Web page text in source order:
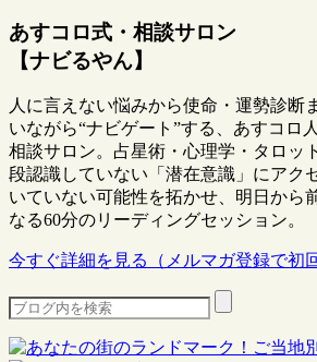
あすコロ式・相談サロン
【ナビるやん】
人に言えない悩みから使命・運勢診断
いながら“ナビゲート”する、あすコロ
相談サロン。占星術・心理学・タロッ
段認識していない「潜在意識」にアク
いていない可能性を拓かせ、明日から
なる60分のリーディングセッション。
今すぐ詳細を見る（メルマガ登録で初